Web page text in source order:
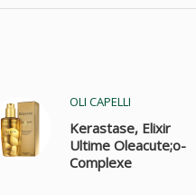
OLI CAPELLI
Kerastase, Elixir
Ultime Oleacute;o-
Complexe